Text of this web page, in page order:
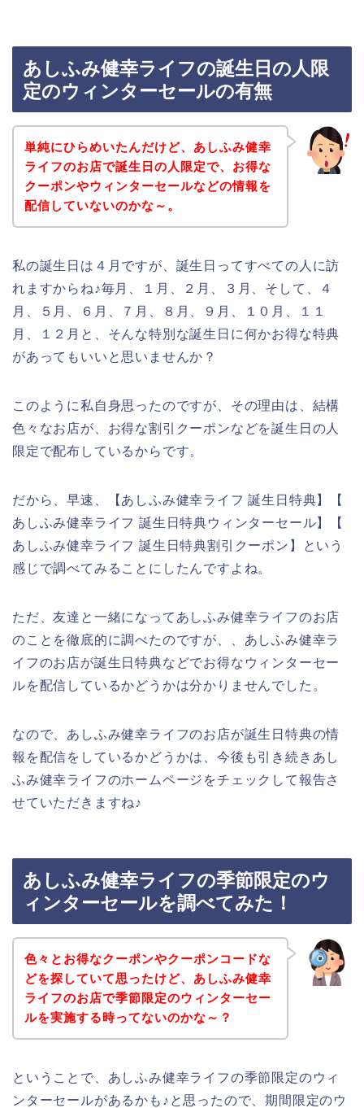
あしふみ健幸ライフの誕生日の人限
定のウィンターセールの有無
単純にひらめいたんだけど、あしふみ健幸
ライフのお店で誕生日の人限定で、お得な
クーポンやウィンターセールなどの情報を
配信していないのかな～。
私の誕生日は４月ですが、誕生日ってすべての人に訪
れますからね♪毎月、１月、２月、３月、そして、４
月、５月、６月、７月、８月、９月、１０月、１１
月、１２月と、そんな特別な誕生日に何かお得な特典
があってもいいと思いませんか？
このように私自身思ったのですが、その理由は、結構
色々なお店が、お得な割引クーポンなどを誕生日の人
限定で配布しているからです。
だから、早速、【あしふみ健幸ライフ 誕生日特典】【
あしふみ健幸ライフ 誕生日特典ウィンターセール】【
あしふみ健幸ライフ 誕生日特典割引クーポン】という
感じで調べてみることにしたんですよね。
ただ、友達と一緒になってあしふみ健幸ライフのお店
のことを徹底的に調べたのですが、、あしふみ健幸ラ
イフのお店が誕生日特典などでお得なウィンターセー
ルを配信しているかどうかは分かりませんでした。
なので、あしふみ健幸ライフのお店が誕生日特典の情
報を配信をしているかどうかは、今後も引き続きあし
ふみ健幸ライフのホームページをチェックして報告さ
せていただきますね♪
あしふみ健幸ライフの季節限定のウ
ィンターセールを調べてみた！
色々とお得なクーポンやクーポンコードな
どを探していて思ったけど、あしふみ健幸
ライフのお店で季節限定のウィンターセー
ルを実施する時ってないのかな～？
ということで、あしふみ健幸ライフの季節限定のウィ
ンターセールがあるかも♪と思ったので、期間限定のウ